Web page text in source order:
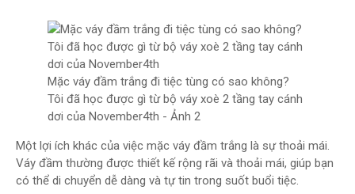
Mặc váy đầm trắng đi tiệc tùng có sao không?
Tôi đã học được gì từ bộ váy xoè 2 tầng tay cánh
dơi của November4th - Ảnh 2
Một lợi ích khác của việc mặc váy đầm trắng là sự thoải mái.
Váy đầm thường được thiết kế rộng rãi và thoải mái, giúp bạn
có thể di chuyển dễ dàng và tự tin trong suốt buổi tiệc.